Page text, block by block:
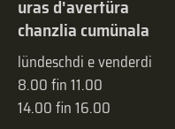
uras d'avertüra
chanzlia cumünala
lündeschdi e venderdi
8.00 fin 11.00
14.00 fin 16.00